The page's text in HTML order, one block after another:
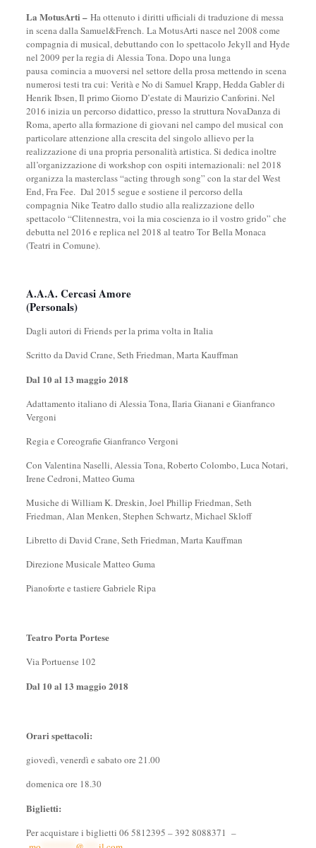
La MotusArti –Ha ottenuto i diritti ufficiali di traduzione di messa
in scena dalla Samuel&French. La MotusArti nasce nel 2008 come
compagnia di musical, debuttando con lo spettacolo Jekyll and Hyde
nel 2009 per la regia di Alessia Tona. Dopo una lunga
pausa comincia a muoversi nel settore della prosa mettendo in scena
numerosi testi tra cui: Verità e No di Samuel Krapp, Hedda Gabler di
Henrik Ibsen, Il primo Giorno D’estate di Maurizio Canforini. Nel
2016 inizia un percorso didattico, presso la struttura NovaDanza di
Roma, aperto alla formazione di giovani nel campo del musical con
particolare attenzione alla crescita del singolo allievo per la
realizzazione di una propria personalità artistica. Si dedica inoltre
all’organizzazione di workshop con ospiti internazionali: nel 2018
organizza la masterclass “acting through song” con la star del West
End, Fra Fee. Dal 2015 segue e sostiene il percorso della
compagnia Nike Teatro dallo studio alla realizzazione dello
spettacolo “Clitennestra, voi la mia coscienza io il vostro grido” che
debutta nel 2016 e replica nel 2018 al teatro Tor Bella Monaca
(Teatri in Comune).
A.A.A. Cercasi Amore
(Personals)
Dagli autori di Friends per la prima volta in Italia
Scritto da David Crane, Seth Friedman, Marta Kauffman
Dal 10 al 13 maggio 2018
Adattamento italiano di Alessia Tona, Ilaria Gianani e Gianfranco
Vergoni
Regia e Coreografie Gianfranco Vergoni
Con Valentina Naselli, Alessia Tona, Roberto Colombo, Luca Notari,
Irene Cedroni, Matteo Guma
Musiche di William K. Dreskin, Joel Phillip Friedman, Seth
Friedman, Alan Menken, Stephen Schwartz, Michael Skloff
Libretto di David Crane, Seth Friedman, Marta Kauffman
Direzione Musicale Matteo Guma
Pianoforte e tastiere Gabriele Ripa
Teatro Porta Portese
Via Portuense 102
Dal 10 al 13 maggio 2018
Orari spettacoli:
giovedì, venerdì e sabato ore 21.00
domenica ore 18.30
Biglietti:
Per acquistare i biglietti 06 5812395 – 392 8088371 –